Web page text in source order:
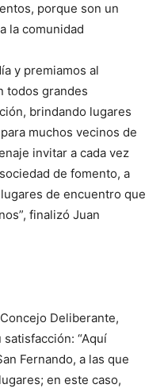
porque son un
la comunidad
y premiamos al
todos grandes
brindando lugares
muchos vecinos de
invitar a cada vez
de fomento, a
de encuentro que
finalizó Juan
Deliberante,
“Aquí
Fernando, a las que
en este caso,